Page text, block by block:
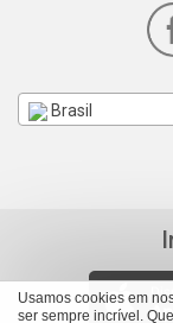
Usamos cookies em
ser sempre incrível.
Brasil